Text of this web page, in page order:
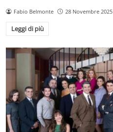
Fabio Belmonte 28 Novembre 2025
Leggi di più